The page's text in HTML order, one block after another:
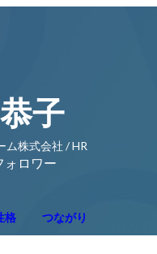
子
ム株式会社 / HR
ォロワー
格 つながり